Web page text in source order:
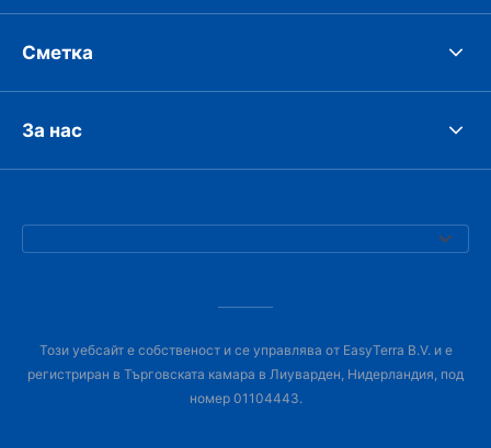
Сметка
За нас
Този уебсайт е собственост и се управлява от EasyTerra B.V. и е
регистриран в Търговската камара в Лиуварден, Нидерландия, под
номер 01104443.